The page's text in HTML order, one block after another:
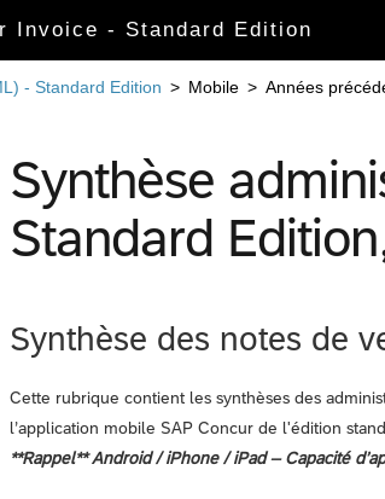
Invoice - Standard Edition
- Standard Edition > Mobile > Années
Synthèse
Standard
Synthèse des notes de
Cette rubrique contient les synthèses des
l’application mobile SAP Concur de l'édition
**Rappel** Android / iPhone / iPad – Capacité